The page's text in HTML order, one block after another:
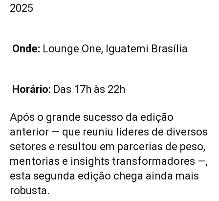
2025
Onde: Lounge One, Iguatemi Brasília
Horário: Das 17h às 22h
Após o grande sucesso da edição
anterior — que reuniu líderes de diversos
setores e resultou em parcerias de peso,
mentorias e insights transformadores —,
esta segunda edição chega ainda mais
robusta.